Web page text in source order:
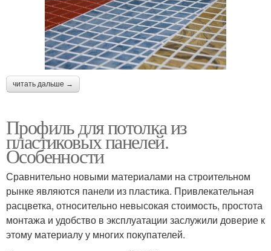
читать дальше →
Профиль для потолка из
пластиковых панелей.
Особенности
Сравнительно новыми материалами на строительном
рынке являются панели из пластика. Привлекательная
расцветка, относительно невысокая стоимость, простота
монтажа и удобство в эксплуатации заслужили доверие к
этому материалу у многих покупателей.